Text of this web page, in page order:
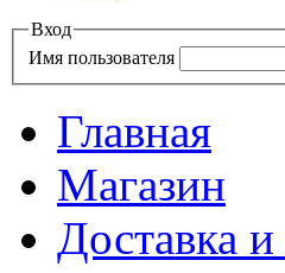
Вход
Имя пользователя
Главная
Магазин
Доставка и